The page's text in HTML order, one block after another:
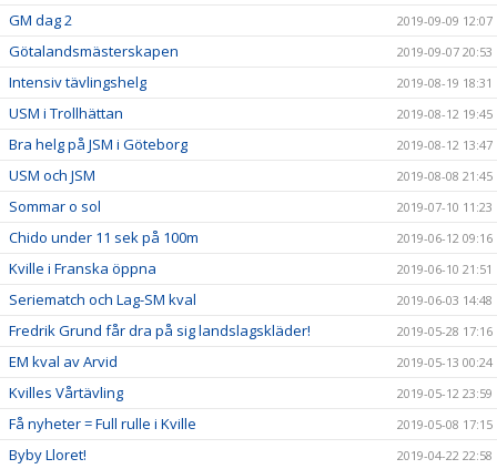
GM dag 2 2019-09-09 12:07
Götalandsmästerskapen 2019-09-07 20:53
Intensiv tävlingshelg 2019-08-19 18:31
USM i Trollhättan 2019-08-12 19:45
Bra helg på JSM i Göteborg 2019-08-12 13:47
USM och JSM 2019-08-08 21:45
Sommar o sol 2019-07-10 11:23
Chido under 11 sek på 100m 2019-06-12 09:16
Kville i Franska öppna 2019-06-10 21:51
Seriematch och Lag-SM kval 2019-06-03 14:48
Fredrik Grund får dra på sig landslagskläder! 2019-05-28 17:16
EM kval av Arvid 2019-05-13 00:24
Kvilles Vårtävling 2019-05-12 23:59
Få nyheter = Full rulle i Kville 2019-05-08 17:15
Byby Lloret! 2019-04-22 22:58